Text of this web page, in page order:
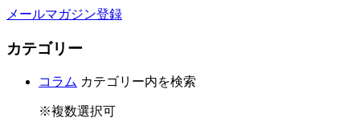
メールマガジン登録
カテゴリー
コラム カテゴリー内を検索
※複数選択可